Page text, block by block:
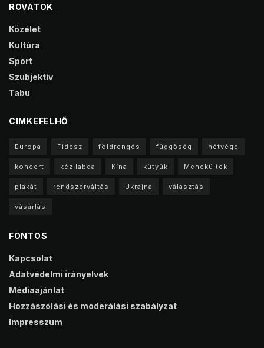
ROVATOK
Közélet
Kultúra
Sport
Szubjektív
Tabu
CIMKEFELHŐ
Europa Fidesz földrengés függőség hétvége
koncert kézilabda Kína kütyük Menekültek
plakát rendszerváltás Ukrajna választás
vásárlás
FONTOS
Kapcsolat
Adatvédelmi irányelvek
Médiaajánlat
Hozzászólási és moderálási szabályzat
Impresszum